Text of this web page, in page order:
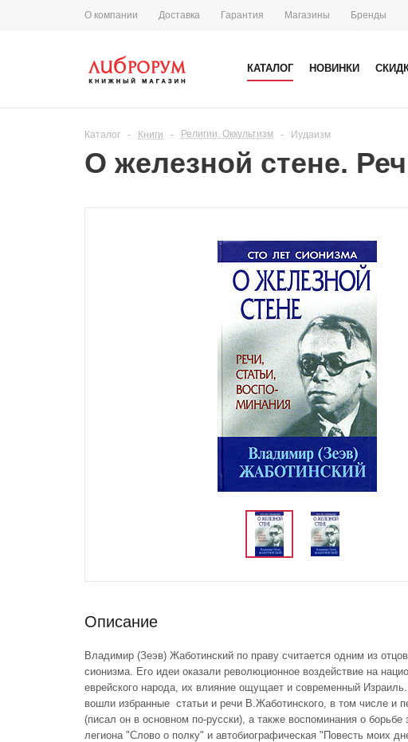
О компании Доставка Гарантия Магазины Бренды
КАТАЛОГ НОВИНКИ
Каталог - Книги - Религии. Оккультизм - Иудаизм
О железной стене.
Описание
Владимир (Зеэв) Жаботинский по праву считается одним из
сионизма. Его идеи оказали революционное воздействие на
еврейского народа, их влияние ощущает и современный
вошли избранные статьи и речи В.Жаботинского, в том числе и
(писал он в основном по-русски), а также воспоминания о борьбе
легиона "Слово о полку" и автобиографическая "Повесть моих